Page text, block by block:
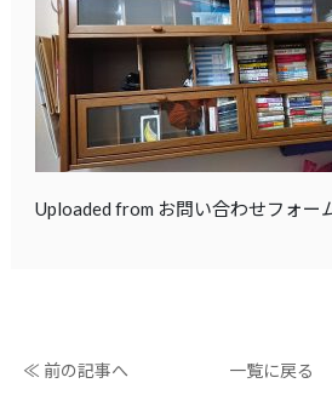
Uploaded from お問い合わせフォー
≪ 前の記事へ 一覧に戻る